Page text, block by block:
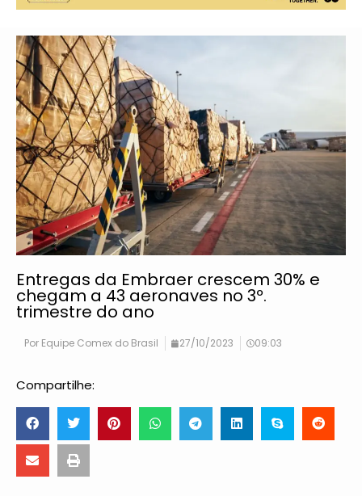
Entregas da Embraer crescem 30% e
chegam a 43 aeronaves no 3º.
trimestre do ano
Por Equipe Comex do Brasil 27/10/2023 09:03
Compartilhe: